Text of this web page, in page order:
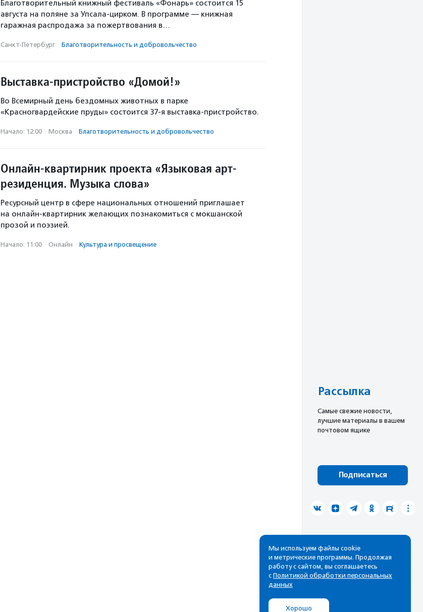
Благотворительный книжный фестиваль «Фонарь» состоится 15
августа на поляне за Упсала-цирком. В программе — книжная
гаражная распродажа за пожертвования в…
Санкт-Петербург · Благотвори­тель­ность и доброволь­чест­во
Выставка-пристройство «Домой!»
Во Всемирный день бездомных животных в парке
«Красногвардейские пруды» состоится 37-я выставка-пристройство.
Начало: 12:00 · Москва · Благотвори­тель­ность и доброволь­чест­во
Онлайн-квартирник проекта «Языковая арт-
резиденция. Музыка слова»
Ресурсный центр в сфере национальных отношений приглашает
на онлайн-квартирник желающих познакомиться с мокшанской
прозой и поэзией.
Начало: 11:00 · Онлайн · Культура и просвещение
Рассылка
Cамые свежие новости,
лучшие материалы в вашем
почтовом ящике
Подписаться
Мы используем файлы cookie
и метрические программы. Продолжая
работу с сайтом, вы соглашаетесь
с Политикой обработки персональных
данных
Хорошо